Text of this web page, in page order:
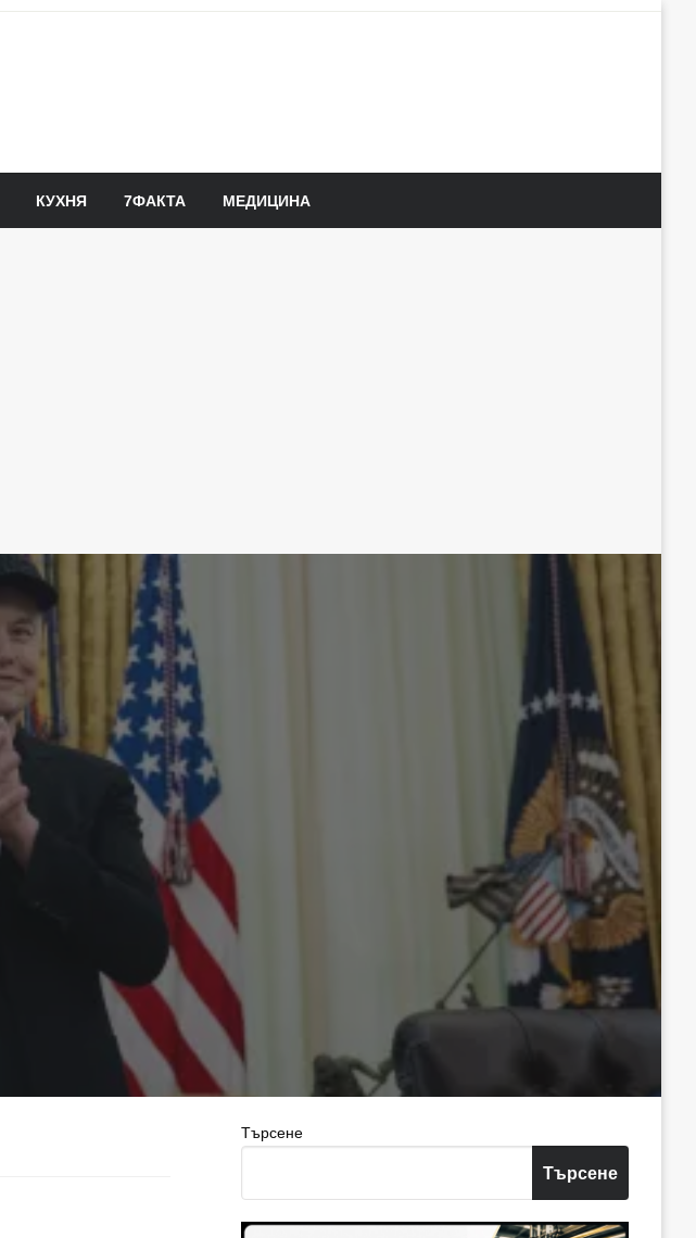
КУХНЯ 7ФАКТА МЕДИЦИНА
Търсене
Търсене